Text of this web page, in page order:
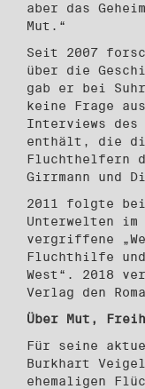
aber das
Mut.“
Seit 2007
über die
gab er bei
keine Frage
Interviews des
enthält, die
Fluchthelfern
Girrmann und
2011 folgte
Unterwelten
vergriffene
Fluchthilfe
West“. 2018
Verlag den
Über Mut,
Für seine
Burkhart
ehemaligen